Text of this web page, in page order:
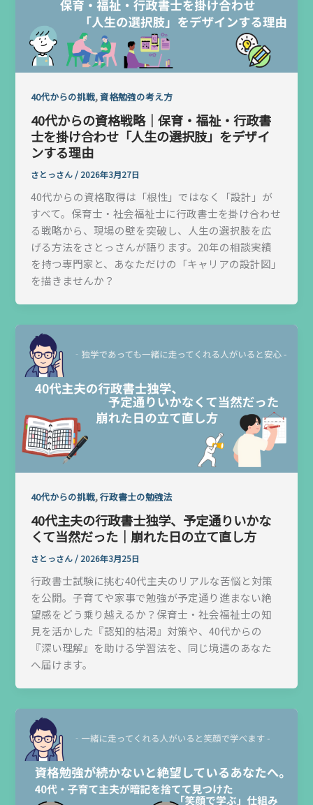
40代からの挑戦,資格勉強の考え方
40代からの資格戦略｜保育・福祉・行政書
士を掛け合わせ「人生の選択肢」をデザイ
ンする理由
さとっさん / 2026年3月27日
40代からの資格取得は「根性」ではなく「設計」が
すべて。保育士・社会福祉士に行政書士を掛け合わせ
る戦略から、現場の壁を突破し、人生の選択肢を広
げる方法をさとっさんが語ります。20年の相談実績
を持つ専門家と、あなただけの「キャリアの設計図」
を描きませんか？
40代からの挑戦,行政書士の勉強法
40代主夫の行政書士独学、予定通りいかな
くて当然だった｜崩れた日の立て直し方
さとっさん / 2026年3月25日
行政書士試験に挑む40代主夫のリアルな苦悩と対策
を公開。子育てや家事で勉強が予定通り進まない絶
望感をどう乗り越えるか？保育士・社会福祉士の知
見を活かした『認知的枯渇』対策や、40代からの
『深い理解』を助ける学習法を、同じ境遇のあなた
へ届けます。